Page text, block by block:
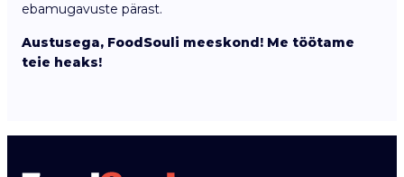
ebamugavuste pärast.
Austusega, FoodSouli meeskond! Me töötame
teie heaks!